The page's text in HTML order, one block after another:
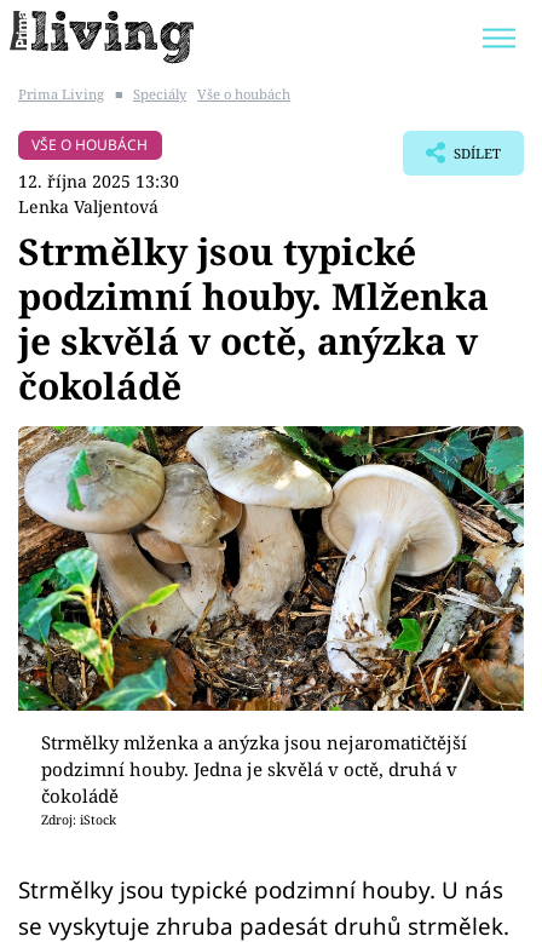
BYDLENÍ SLAVNÝCH
Témata
Bydlení
Zahrada
Design
Sledujte prima+
Přihlášení
Sledujte nás
Prima Living ■ Speciály Vše o houbách
VŠE O HOUBÁCH
12. října 2025 13:30
Lenka Valjentová
SDÍLET
Strmělky jsou typické
podzimní houby. Mlženka
je skvělá v octě, anýzka v
čokoládě
Strmělky mlženka a anýzka jsou nejaromatičtější
podzimní houby. Jedna je skvělá v octě, druhá v
čokoládě
Zdroj: iStock
Strmělky jsou typické podzimní houby. U nás
se vyskytuje zhruba padesát druhů strmělek.